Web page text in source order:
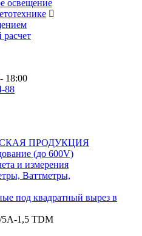
освещение
расчет
18:00
88
ПРОДУКЦИЯ
(до 600V)
и измерения
Ваттметры,
под квадратный вырез в
1,5 TDM